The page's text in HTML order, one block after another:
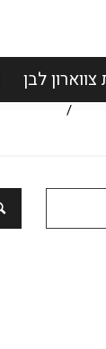
צווארון לבן
/